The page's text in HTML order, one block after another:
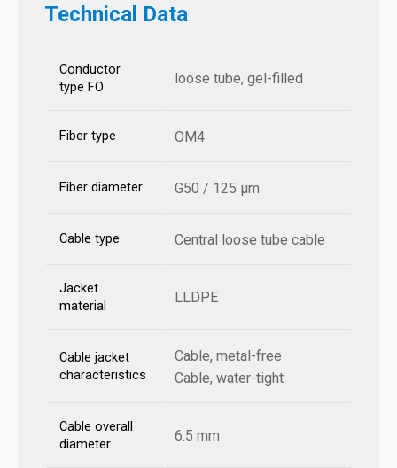
Technical Data
Conductor
type FO
loose tube, gel-filled
Fiber type OM4
Fiber diameter G50 / 125 µm
Cable type Central loose tube cable
Jacket
material
LLDPE
Cable jacket
characteristics
Cable, metal-free
Cable, water-tight
Cable overall
diameter
6.5 mm